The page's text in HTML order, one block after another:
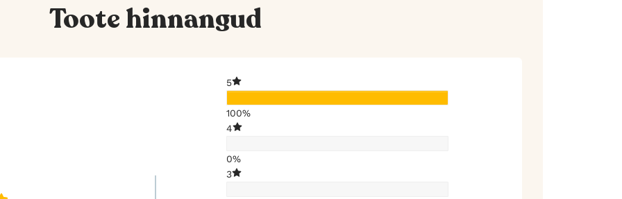
Toote hinnangud
5
100%
4
0%
3